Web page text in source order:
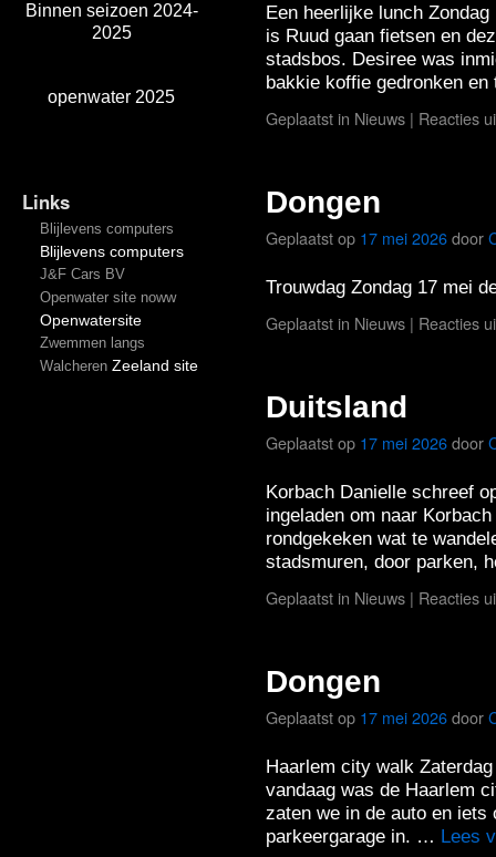
Binnen seizoen 2024-
2025
openwater 2025
Links
Blijlevens computers
Blijlevens computers
J&F Cars BV
Openwater site noww
Openwatersite
Zwemmen langs
WalcherenZeeland site
Een heerlijke lunch
is Ruud gaan fietsen en
stadsbos. Desiree was
bakkie koffie gedronken
Geplaatst in Nieuws | Reacties
Dongen
Geplaatst op 17 mei 2026door
Trouwdag Zondag 17 mei
Geplaatst in Nieuws | Reacties
Duitsland
Geplaatst op 17 mei 2026door
Korbach Danielle schreef
ingeladen om naar
rondgekeken wat te
stadsmuren, door parken,
Geplaatst in Nieuws | Reacties
Dongen
Geplaatst op 17 mei 2026door
Haarlem city walk
vandaag was de Haarlem
zaten we in de auto en iets
parkeergarage in. … Lees